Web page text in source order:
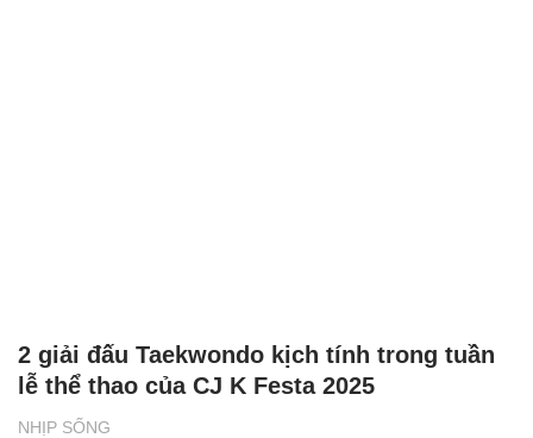
NHỊP SỐNG
2 giải đấu Taekwondo kịch tính trong tuần
lễ thể thao của CJ K Festa 2025